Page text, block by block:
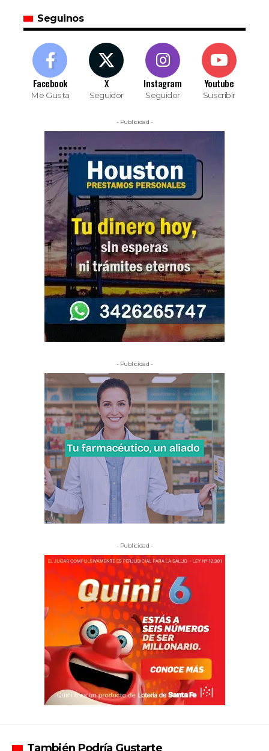
Seguinos
Facebook
Me Gusta
X
Seguidor
Instagram
Seguidor
Youtube
Suscribir
- Publicidad -
- Publicidad -
- Publicidad -
También Podría Gustarte